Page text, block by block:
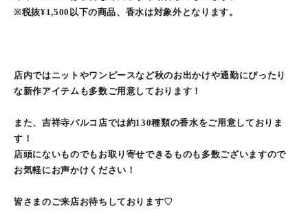
※税抜¥1,500以下の商品、香水は対象外となります。
店内ではニットやワンピースなど秋のお出かけや通勤にぴったり
な新作アイテムも多数ご用意しております！
また、吉祥寺パルコ店では約130種類の香水をご用意しておりま
す！
店頭にないものでもお取り寄せできるものも多数ございますので
お気軽にお声かけください！
皆さまのご来店お待ちしております♡